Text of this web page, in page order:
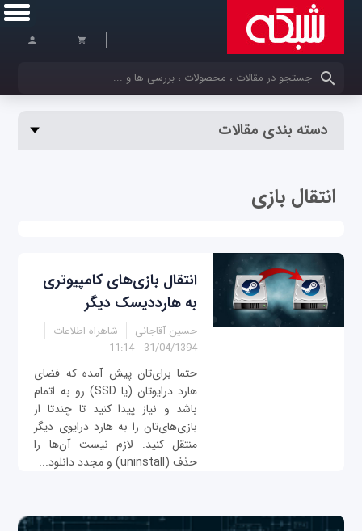
کلمات کلیدی خود را وارد کنید
دسته بندی مقالات
انتقال بازی
انتقال بازی‌های کامپیوتری
به هارددیسک دیگر
حسین آقاجانی
شاهراه اطلاعات
31/04/1394 - 11:14
حتما برای‌تان پیش آمده که فضای
هارد درایوتان (یا SSD) رو به اتمام
باشد و نیاز پیدا کنید تا چندتا از
بازی‌های‌تان را به هارد درایوی دیگر
منتقل کنید. لازم نیست آن‌ها را
حذف (uninstall) و مجدد دانلود...